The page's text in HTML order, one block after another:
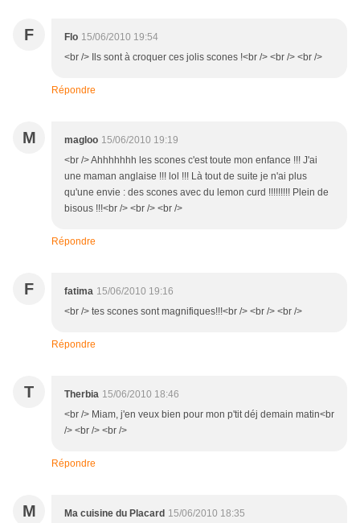
F Flo 15/06/2010 19:54
<br /> Ils sont à croquer ces jolis scones !<br /> <br /> <br />
Répondre
M magloo 15/06/2010 19:19
<br /> Ahhhhhhh les scones c'est toute mon enfance !!! J'ai
une maman anglaise !!! lol !!! Là tout de suite je n'ai plus
qu'une envie : des scones avec du lemon curd !!!!!!!!! Plein de
bisous !!!<br /> <br /> <br />
Répondre
F fatima 15/06/2010 19:16
<br /> tes scones sont magnifiques!!!<br /> <br /> <br />
Répondre
T Therbia 15/06/2010 18:46
<br /> Miam, j'en veux bien pour mon p'tit déj demain matin<br
/> <br /> <br />
Répondre
M Ma cuisine du Placard 15/06/2010 18:35